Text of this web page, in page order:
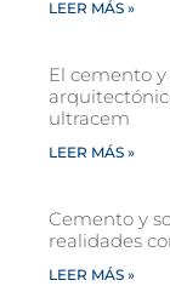
LEER MÁS »
El cemento
ultracem
LEER MÁS »
Cemento y
realidades
LEER MÁS »